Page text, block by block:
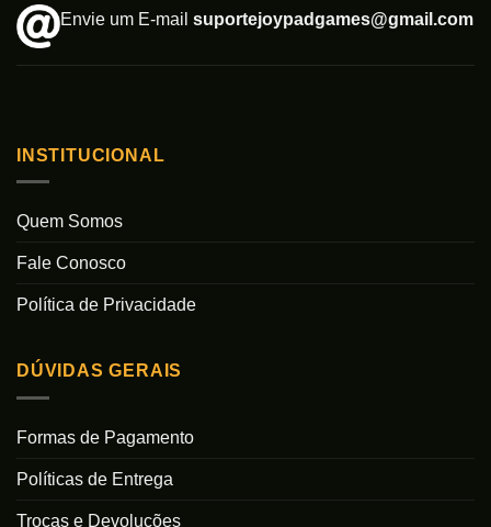
Envie um E-mail suportejoypadgames@gmail.com
INSTITUCIONAL
Quem Somos
Fale Conosco
Política de Privacidade
DÚVIDAS GERAIS
Formas de Pagamento
Políticas de Entrega
Trocas e Devoluções